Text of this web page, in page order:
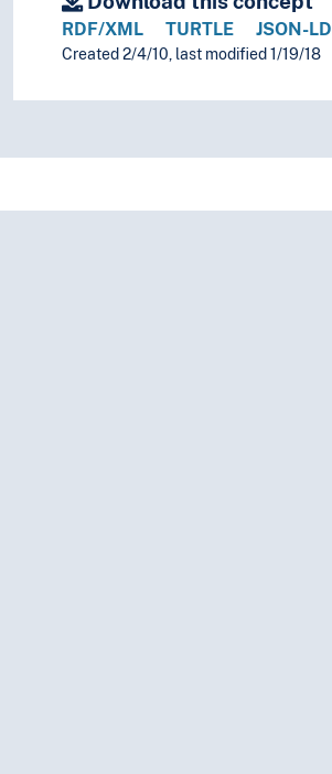
RDF/XML TURTLE JSON-LD
Created 2/4/10, last modified 1/19/18